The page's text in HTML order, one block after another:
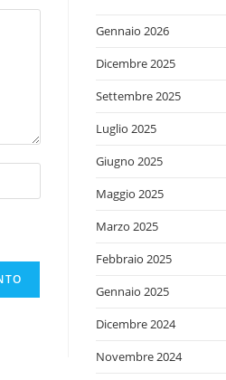
Gennaio 2026
Dicembre 2025
Settembre 2025
Luglio 2025
Giugno 2025
Maggio 2025
Marzo 2025
Febbraio 2025
Gennaio 2025
Dicembre 2024
Novembre 2024